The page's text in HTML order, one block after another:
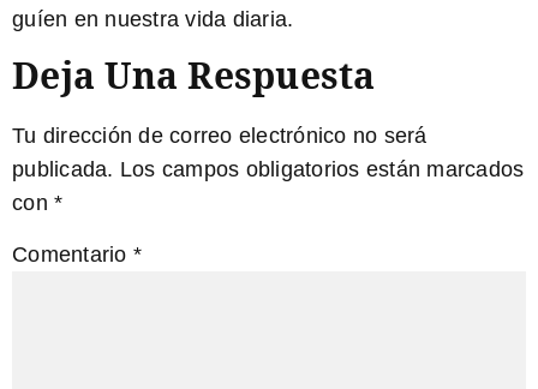
guíen en nuestra vida diaria.
Deja Una Respuesta
Tu dirección de correo electrónico no será
publicada. Los campos obligatorios están marcados
con *
Comentario *